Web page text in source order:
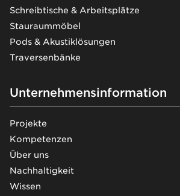
Schreibtische & Arbeitsplätze
Stauraummöbel
Pods & Akustiklösungen
Traversenbänke
Unternehmensinformation
Projekte
Kompetenzen
Über uns
Nachhaltigkeit
Wissen